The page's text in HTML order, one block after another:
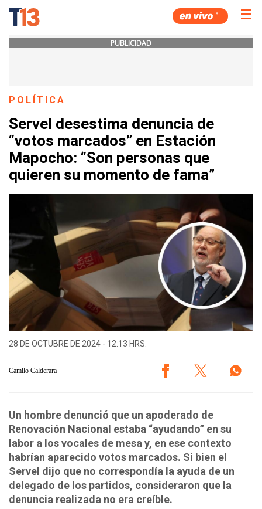
☰
PUBLICIDAD
POLÍTICA
Servel desestima denuncia de
“votos marcados” en Estación
Mapocho: “Son personas que
quieren su momento de fama”
28 DE OCTUBRE DE 2024 - 12:13 HRS.
Camilo Calderara
Un hombre denunció que un apoderado de
Renovación Nacional estaba “ayudando” en su
labor a los vocales de mesa y, en ese contexto
habrían aparecido votos marcados. Si bien el
Servel dijo que no correspondía la ayuda de un
delegado de los partidos, consideraron que la
denuncia realizada no era creíble.